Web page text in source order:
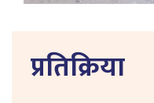
प्रतिक्रिया